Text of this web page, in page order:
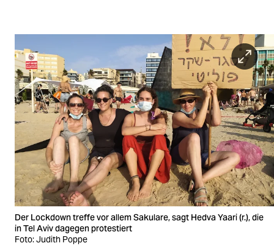
Der Lockdown treffe vor allem Sakulare, sagt Hedva Yaari (r.), die
in Tel Aviv dagegen protestiert
Foto: Judith Poppe